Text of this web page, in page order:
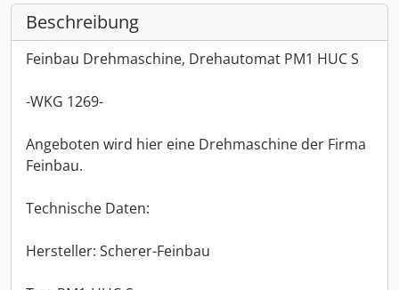
Beschreibung
Feinbau Drehmaschine, Drehautomat PM1 HUC S
-WKG 1269-
Angeboten wird hier eine Drehmaschine der Firma
Feinbau.
Technische Daten:
Hersteller: Scherer-Feinbau